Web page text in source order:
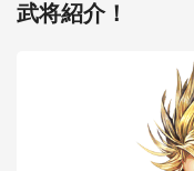
武将紹介！